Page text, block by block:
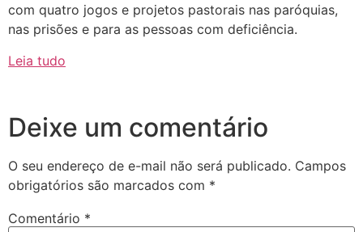
com quatro jogos e projetos pastorais nas paróquias,
nas prisões e para as pessoas com deficiência.
Leia tudo
Deixe um comentário
O seu endereço de e-mail não será publicado. Campos
obrigatórios são marcados com *
Comentário *